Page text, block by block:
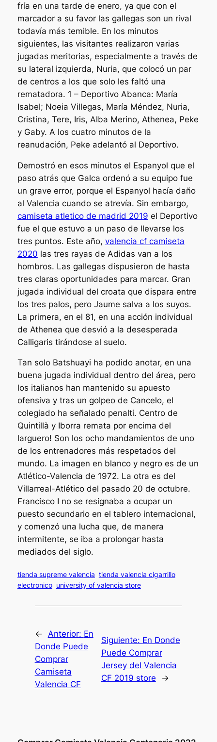
fría en una tarde de enero, ya que con el
marcador a su favor las gallegas son un rival
todavía más temible. En los minutos
siguientes, las visitantes realizaron varias
jugadas meritorias, especialmente a través de
su lateral izquierda, Nuria, que colocó un par
de centros a los que solo les faltó una
rematadora. 1 – Deportivo Abanca: María
Isabel; Noeia Villegas, María Méndez, Nuria,
Cristina, Tere, Iris, Alba Merino, Athenea, Peke
y Gaby. A los cuatro minutos de la
reanudación, Peke adelantó al Deportivo.
Demostró en esos minutos el Espanyol que el
paso atrás que Galca ordenó a su equipo fue
un grave error, porque el Espanyol hacía daño
al Valencia cuando se atrevía. Sin embargo,
camiseta atletico de madrid 2019 el Deportivo
fue el que estuvo a un paso de llevarse los
tres puntos. Este año, valencia cf camiseta
2020 las tres rayas de Adidas van a los
hombros. Las gallegas dispusieron de hasta
tres claras oportunidades para marcar. Gran
jugada individual del croata que dispara entre
los tres palos, pero Jaume salva a los suyos.
La primera, en el 81, en una acción individual
de Athenea que desvió a la desesperada
Calligaris tirándose al suelo.
Tan solo Batshuayi ha podido anotar, en una
buena jugada individual dentro del área, pero
los italianos han mantenido su apuesto
ofensiva y tras un golpeo de Cancelo, el
colegiado ha señalado penalti. Centro de
Quintillà y Iborra remata por encima del
larguero! Son los ocho mandamientos de uno
de los entrenadores más respetados del
mundo. La imagen en blanco y negro es de un
Atlético-Valencia de 1972. La otra es del
Villarreal-Atlético del pasado 20 de octubre.
Francisco I no se resignaba a ocupar un
puesto secundario en el tablero internacional,
y comenzó una lucha que, de manera
intermitente, se iba a prolongar hasta
mediados del siglo.
tienda supreme valencia tienda valencia cigarrillo
electronico university of valencia store
← Anterior: En
Donde Puede
Comprar
Camiseta
Valencia CF
Siguiente: En Donde
Puede Comprar
Jersey del Valencia
CF 2019 store
→